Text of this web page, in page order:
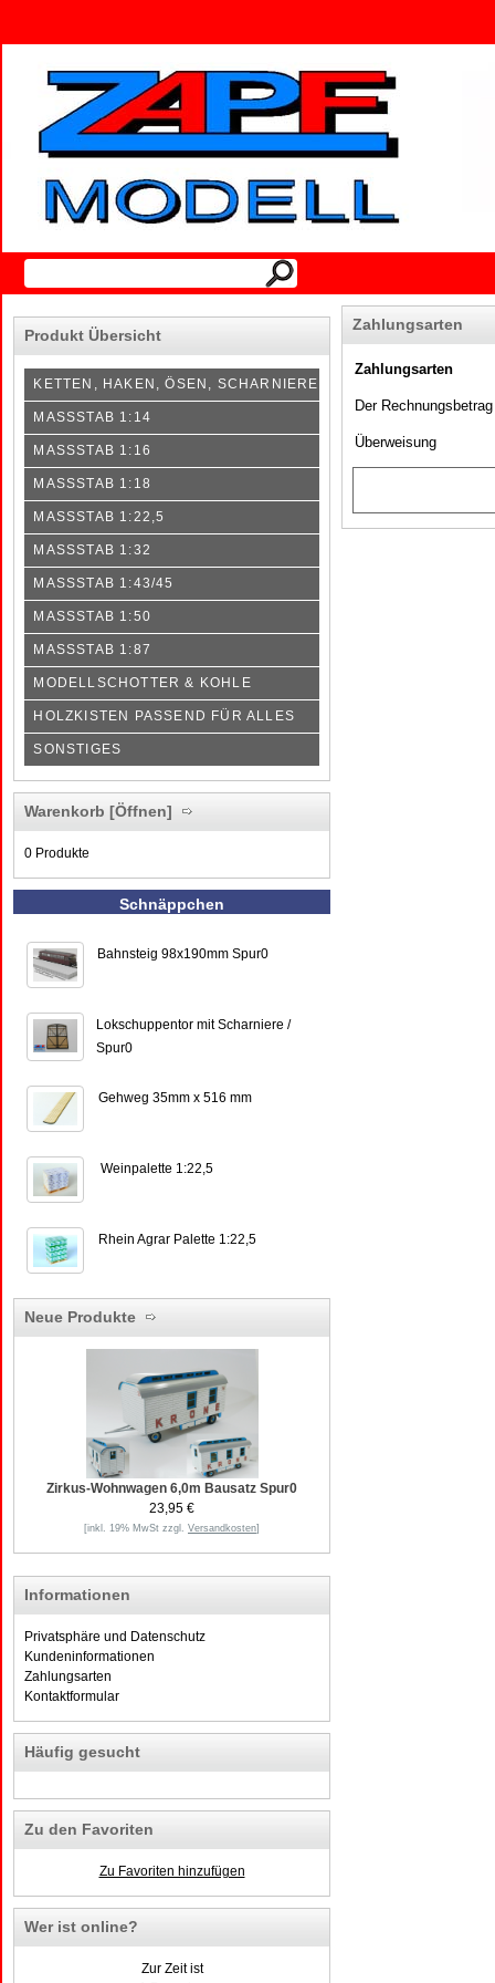
Produkt Übersicht
KETTEN, HAKEN, ÖSEN, SCHARNIERE
MASSSTAB 1:14
MASSSTAB 1:16
MASSSTAB 1:18
MASSSTAB 1:22,5
MASSSTAB 1:32
MASSSTAB 1:43/45
MASSSTAB 1:50
MASSSTAB 1:87
MODELLSCHOTTER & KOHLE
HOLZKISTEN PASSEND FÜR ALLES
SONSTIGES
Warenkorb [Öffnen]
0 Produkte
Schnäppchen
Bahnsteig 98x190mm Spur0
Lokschuppentor mit Scharniere /
Spur0
Gehweg 35mm x 516 mm
Weinpalette 1:22,5
Rhein Agrar Palette 1:22,5
Neue Produkte
Zirkus-Wohnwagen 6,0m Bausatz Spur0
23,95 €
[inkl. 19% MwSt zzgl. Versandkosten]
Informationen
Privatsphäre und Datenschutz
Kundeninformationen
Zahlungsarten
Kontaktformular
Häufig gesucht
Zu den Favoriten
Zu Favoriten hinzufügen
Wer ist online?
Zur Zeit ist
Zahlungsarten
Zahlungsarten
Der
Überweisung